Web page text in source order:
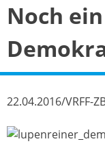
Noch
22.04.2016/VRFF-